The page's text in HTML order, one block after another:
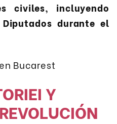
civiles, incluyendo
durante el
Y